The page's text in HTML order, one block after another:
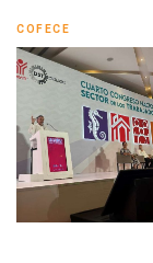
COFECE